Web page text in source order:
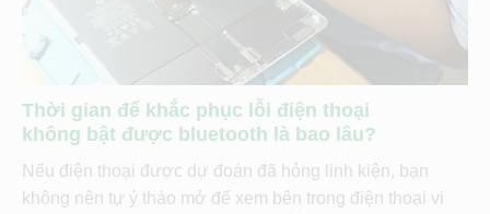
Thời gian để khắc phục lỗi điện thoại
không bật được bluetooth là bao lâu?
Nếu điện thoại được dự đoán đã hỏng linh kiện, bạn
không nên tự ý tháo mở để xem bên trong điện thoại vi